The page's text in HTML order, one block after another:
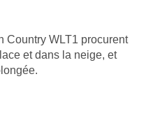
Country WLT1 procurent
et dans la neige, et